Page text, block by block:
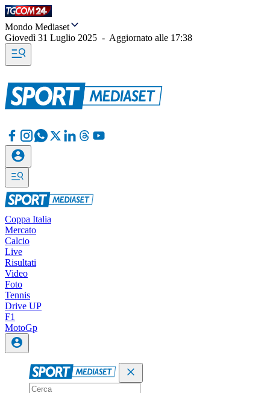
Mondo Mediaset
Giovedì 31 Luglio 2025 - Aggiornato alle 17:38
Coppa Italia
Mercato
Calcio
Live
Risultati
Video
Foto
Tennis
Drive UP
F1
MotoGp